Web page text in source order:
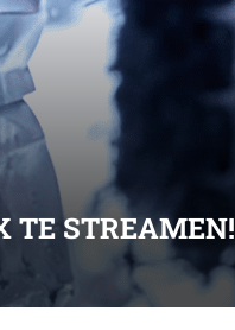
TE STREAMEN!